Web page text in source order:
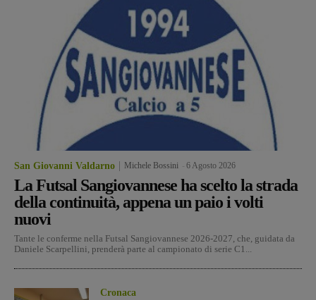
San Giovanni Valdarno Michele Bossini 6 Agosto 2026
La Futsal Sangiovannese ha scelto la strada
della continuità, appena un paio i volti
nuovi
Tante le conferme nella Futsal Sangiovannese 2026-2027, che, guidata da
Daniele Scarpellini, prenderà parte al campionato di serie C1...
Cronaca